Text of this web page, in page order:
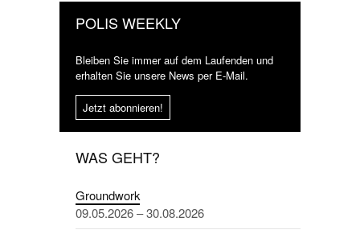
POLIS WEEKLY
Bleiben Sie immer auf dem Laufenden und
erhalten Sie unsere News per E-Mail.
Jetzt abonnieren!
WAS GEHT?
Groundwork
09.05.2026 – 30.08.2026